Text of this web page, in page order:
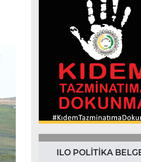
ILO POLİTİKA